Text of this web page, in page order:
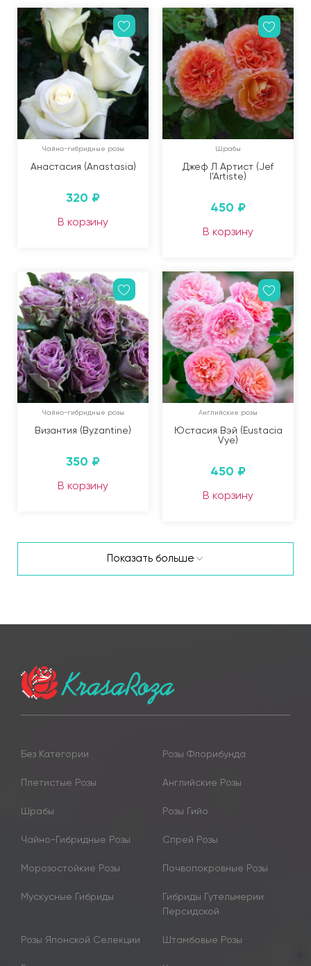
Чайно-гибридные розы
Анастасия (Anastasia)
320 ₽
В корзину
Шрабы
Джеф Л Артист (Jef
l’Artiste)
450 ₽
В корзину
Чайно-гибридные розы
Византия (Byzantine)
350 ₽
В корзину
Английские розы
Юстасия Вэй (Eustacia
Vye)
450 ₽
В корзину
Показать больше
Без Категории Розы Флорибунда
Плетистые Розы Английские Розы
Шрабы Розы Гийо
Чайно-Гибридные Розы Спрей Розы
Морозостойкие Розы Почвопокровные Розы
Мускусные Гибриды
Гибриды Гутельмерии
Персидской
Розы Японской Селекции Штамбовые Розы